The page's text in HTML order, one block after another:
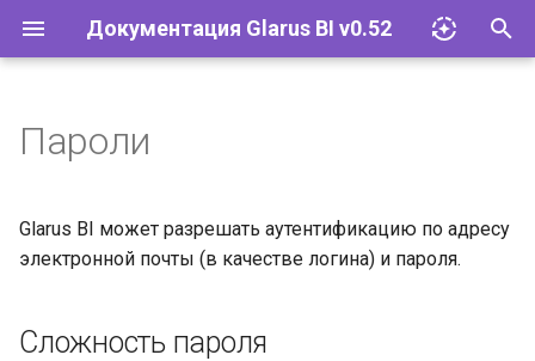
Документация Glarus BI v0.52
и
л
Импорт файлов Excel
Запросы
Дашборды
Glarus AI
Провайдеры LLM
Сетевые требования и SLA
Установка и эксплуатация
Конфигурация
Базы данных
Документация API Glarus BI
Пользовательские графики
Пароли
Glarus BI может разрешать аутентификацию по адресу
электронной почты (в качестве логина) и пароля.
Сложность пароля